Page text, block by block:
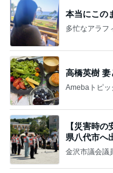
本当にこの
多忙なアラフ
高橋英樹 妻
Amebaトピッ
【災害時
県八代市へ
金沢市議会